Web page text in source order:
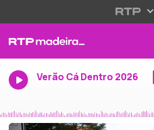
Verão Cá Dentro 2026